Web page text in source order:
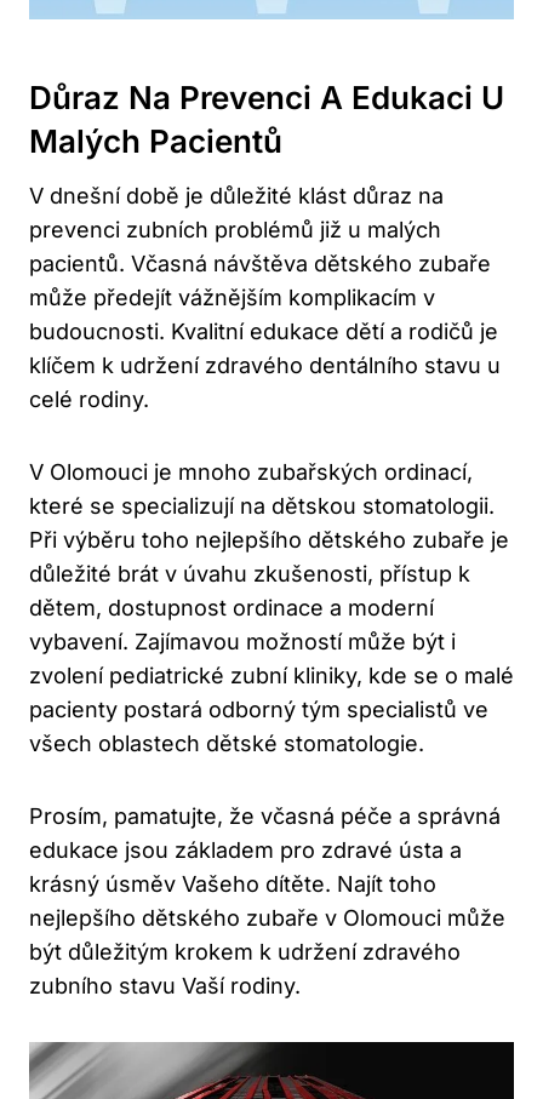
Důraz Na Prevenci A Edukaci U
Malých Pacientů
V dnešní době je důležité klást důraz na
prevenci zubních problémů již u malých
pacientů. Včasná návštěva dětského zubaře
může předejít vážnějším komplikacím v
budoucnosti. Kvalitní edukace dětí a rodičů je
klíčem k udržení zdravého dentálního stavu u
celé rodiny.
V Olomouci je mnoho zubařských ordinací,
které se specializují na dětskou stomatologii.
Při výběru toho nejlepšího dětského zubaře je
důležité brát v úvahu zkušenosti, přístup k
dětem, dostupnost ordinace a moderní
vybavení. Zajímavou možností může být i
zvolení pediatrické zubní kliniky, kde se o malé
pacienty postará odborný tým specialistů ve
všech oblastech dětské stomatologie.
Prosím, pamatujte, že včasná péče a správná
edukace jsou základem pro zdravé ústa a
krásný úsměv Vašeho dítěte. Najít toho
nejlepšího dětského zubaře v Olomouci může
být důležitým krokem k udržení zdravého
zubního stavu Vaší rodiny.